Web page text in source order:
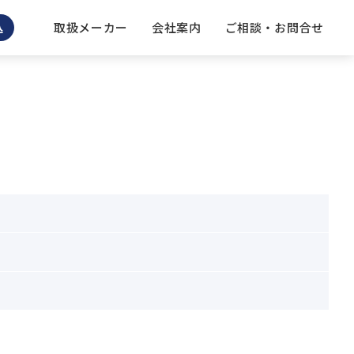
取扱メーカー 会社案内 ご相談 ・ お問合せ